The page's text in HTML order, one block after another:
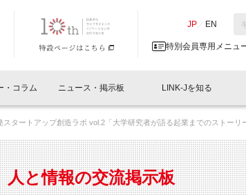
JP EN
特別会員専用メニュ
イベントレポート一覧
LINK-J主催・共催
"UNIKORN"？
・コラム
チャーインタビュー 会報
ニュース・掲示板
人と情報の交流掲示板一覧
会員プレスリリース
LINK-Jを知る
in Nihonbashi
ーター紹介 事業
会員について 入会
ィス・ラボ 施設
スタートアップ創造ラボ vol.2「大学研究者が語る起業までのストーリ
人と情報の交流掲示板